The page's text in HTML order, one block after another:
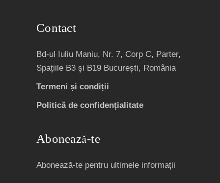
Contact
Bd-ul Iuliu Maniu, Nr. 7, Corp C, Parter,
Spațiile B3 și B19 București, România
Termeni și condiții
Politică de confidențialitate
Abonează-te
Abonează-te pentru ultimele informații